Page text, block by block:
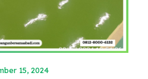
15, 2024